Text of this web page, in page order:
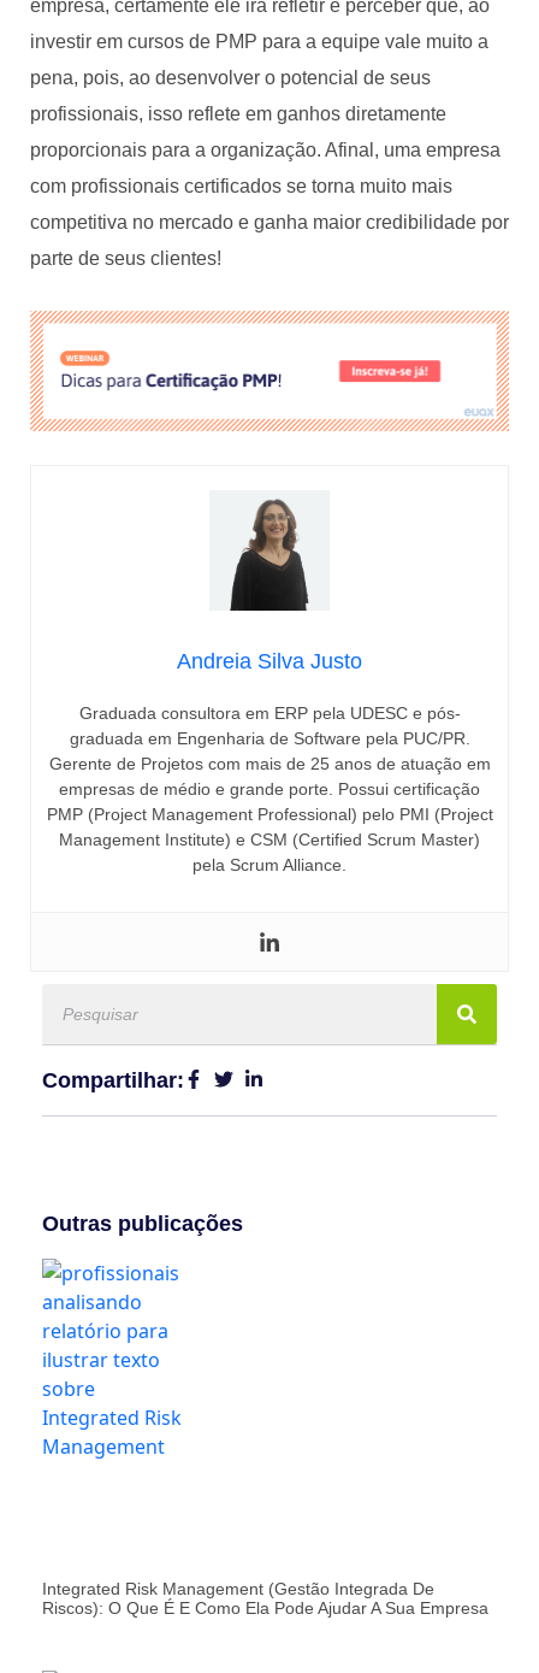
empresa, certamente ele irá refletir e perceber que, ao
investir em cursos de PMP para a equipe vale muito a
pena, pois, ao desenvolver o potencial de seus
profissionais, isso reflete em ganhos diretamente
proporcionais para a organização. Afinal, uma empresa
com profissionais certificados se torna muito mais
competitiva no mercado e ganha maior credibilidade por
parte de seus clientes!
Andreia Silva Justo
Graduada consultora em ERP pela UDESC e pós-
graduada em Engenharia de Software pela PUC/PR.
Gerente de Projetos com mais de 25 anos de atuação em
empresas de médio e grande porte. Possui certificação
PMP (Project Management Professional) pelo PMI (Project
Management Institute) e CSM (Certified Scrum Master)
pela Scrum Alliance.
Compartilhar:
Outras publicações
Integrated Risk Management (Gestão Integrada De
Riscos): O Que É E Como Ela Pode Ajudar A Sua Empresa